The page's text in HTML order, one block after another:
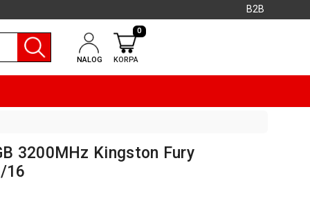
B2B
NALOG KORPA
0
3200MHz Kingston Fury
16